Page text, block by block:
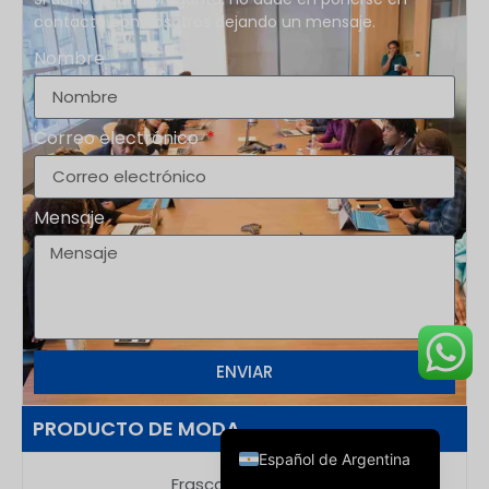
contacto con nosotros dejando un mensaje.
Nombre
Correo electrónico
Mensaje
ENVIAR
PRODUCTO DE MODA
Frasco cuentagotas de vidrio
Zhejiang
Recomendado: Boyu Packaging
Español de Argentina
Italiano